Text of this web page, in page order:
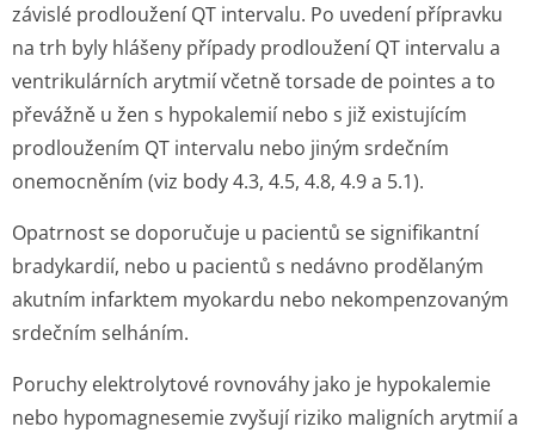
závislé prodloužení QT intervalu. Po uvedení přípravku
na trh byly hlášeny případy prodloužení QT intervalu a
ventrikulárních arytmií včetně torsade de pointes a to
převážně u žen s hypokalemií nebo s již existujícím
prodloužením QT intervalu nebo jiným srdečním
onemocněním (viz body 4.3, 4.5, 4.8, 4.9 a 5.1).
Opatrnost se doporučuje u pacientů se signifikantní
bradykardií, nebo u pacientů s nedávno prodělaným
akutním infarktem myokardu nebo nekompenzovaným
srdečním selháním.
Poruchy elektrolytové rovnováhy jako je hypokalemie
nebo hypomagnesemie zvyšují riziko maligních arytmií a